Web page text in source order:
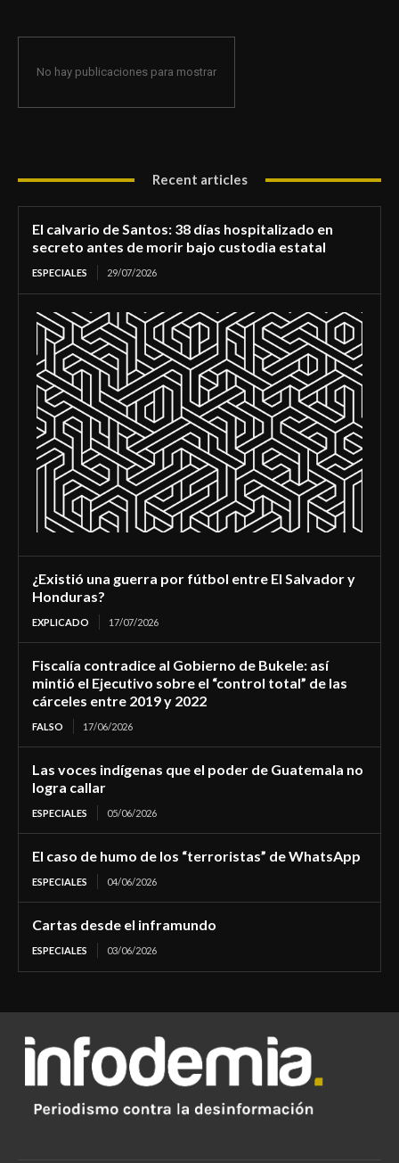
No hay publicaciones para mostrar
Recent articles
El calvario de Santos: 38 días hospitalizado en
secreto antes de morir bajo custodia estatal
ESPECIALES 29/07/2026
¿Existió una guerra por fútbol entre El Salvador y
Honduras?
EXPLICADO 17/07/2026
Fiscalía contradice al Gobierno de Bukele: así
mintió el Ejecutivo sobre el “control total” de las
cárceles entre 2019 y 2022
FALSO 17/06/2026
Las voces indígenas que el poder de Guatemala no
logra callar
ESPECIALES 05/06/2026
El caso de humo de los “terroristas” de WhatsApp
ESPECIALES 04/06/2026
Cartas desde el inframundo
ESPECIALES 03/06/2026